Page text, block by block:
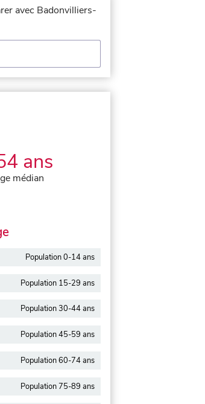
avec Badonvilliers-
ans
médian
Population 0-14 ans
Population 15-29 ans
Population 30-44 ans
Population 45-59 ans
Population 60-74 ans
Population 75-89 ans